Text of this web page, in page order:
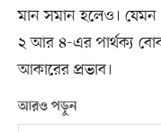
মান সমান হলেও। যেমন
২ আর ৪-এর পার্থক্য
আকারের প্রভাব।
আরও পড়ুন